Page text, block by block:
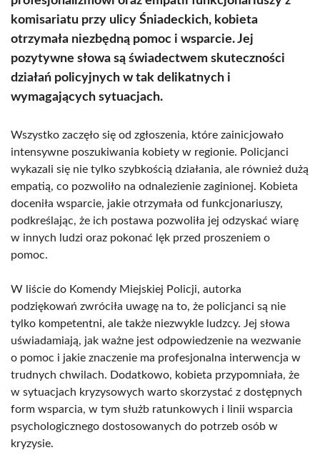
komisariatu przy ulicy Śniadeckich, kobieta
otrzymała niezbędną pomoc i wsparcie. Jej
pozytywne słowa są świadectwem skuteczności
działań policyjnych w tak delikatnych i
wymagających sytuacjach.
Wszystko zaczęło się od zgłoszenia, które zainicjowało
intensywne poszukiwania kobiety w regionie. Policjanci
wykazali się nie tylko szybkością działania, ale również dużą
empatią, co pozwoliło na odnalezienie zaginionej. Kobieta
doceniła wsparcie, jakie otrzymała od funkcjonariuszy,
podkreślając, że ich postawa pozwoliła jej odzyskać wiarę
w innych ludzi oraz pokonać lęk przed proszeniem o
pomoc.
W liście do Komendy Miejskiej Policji, autorka
podziękowań zwróciła uwagę na to, że policjanci są nie
tylko kompetentni, ale także niezwykle ludzcy. Jej słowa
uświadamiają, jak ważne jest odpowiedzenie na wezwanie
o pomoc i jakie znaczenie ma profesjonalna interwencja w
trudnych chwilach. Dodatkowo, kobieta przypomniała, że
w sytuacjach kryzysowych warto skorzystać z dostępnych
form wsparcia, w tym służb ratunkowych i linii wsparcia
psychologicznego dostosowanych do potrzeb osób w
kryzysie.